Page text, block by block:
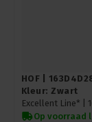
HOF |
Kleur: Zwart
Excellent Line* |
Op voorraad